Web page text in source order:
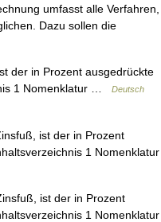
umfasst alle Verfahren,
Dazu sollen die
der in Prozent ausgedrückte
1 Nomenklatur …
Deutsch
ist der in Prozent
1 Nomenklatur
ist der in Prozent
1 Nomenklatur